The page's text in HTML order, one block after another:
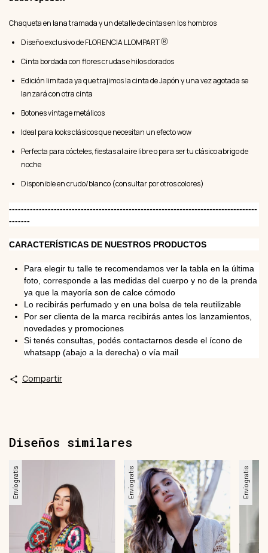
Chaqueta en lana tramada y un detalle de cintas en los hombros
Diseño exclusivo de FLORENCIA LLOMPART®
Cinta bordada con flores crudas e hilos dorados
Edición limitada ya que trajimos la cinta de Japón y una vez agotada se
lanzará con otra cinta
Botones vintage metálicos
Ideal para looks clásicos que necesitan un efecto wow
Perfecta para cócteles, fiestas al aire libre o para ser tu clásico abrigo de
noche
Disponible en crudo/blanco (consultar por otros colores)
-----------------------------------------------------------------------------------
-------
CARACTERÍSTICAS DE NUESTROS PRODUCTOS
Para elegir tu talle te recomendamos ver la tabla en la última
foto, corresponde a las medidas del cuerpo y no de la prenda
ya que la mayoría son de calce cómodo
Lo recibirás perfumado y en una bolsa de tela reutilizable
Por ser clienta de la marca recibirás antes los lanzamientos,
novedades y promociones
Si tenés consultas, podés contactarnos desde el ícono de
whatsapp (abajo a la derecha) o vía mail
Compartir
Diseños similares
Envío gratis Envío gratis Envío gratis